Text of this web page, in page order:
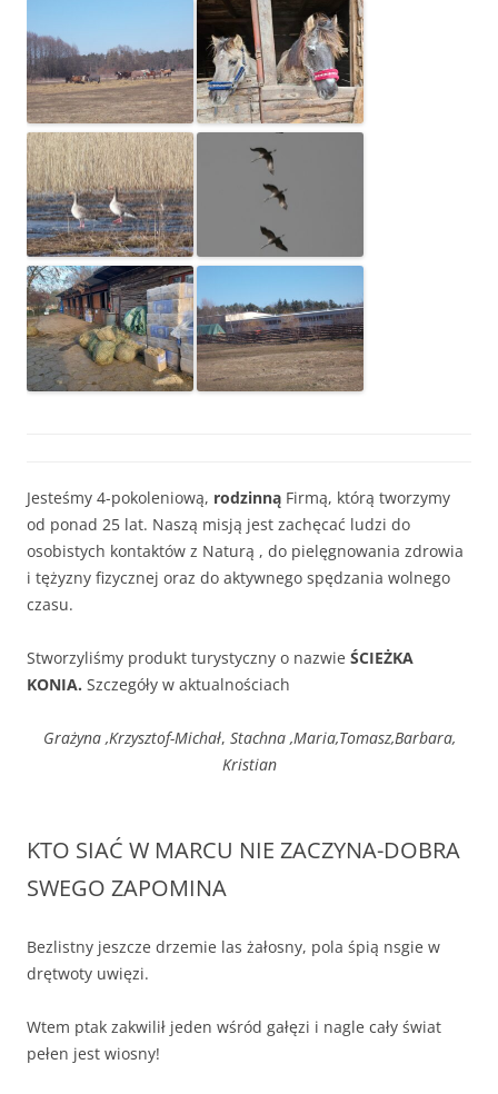
Jesteśmy 4-pokoleniową, rodzinną Firmą, którą tworzymy
od ponad 25 lat. Naszą misją jest zachęcać ludzi do
osobistych kontaktów z Naturą , do pielęgnowania zdrowia
i tężyzny fizycznej oraz do aktywnego spędzania wolnego
czasu.
Stworzyliśmy produkt turystyczny o nazwie ŚCIEŻKA
KONIA. Szczegóły w aktualnościach
Grażyna ,Krzysztof-Michał, Stachna ,Maria,Tomasz,Barbara,
Kristian
KTO SIAĆ W MARCU NIE ZACZYNA-DOBRA
SWEGO ZAPOMINA
Bezlistny jeszcze drzemie las żałosny, pola śpią nsgie w
drętwoty uwięzi.
Wtem ptak zakwilił jeden wśród gałęzi i nagle cały świat
pełen jest wiosny!